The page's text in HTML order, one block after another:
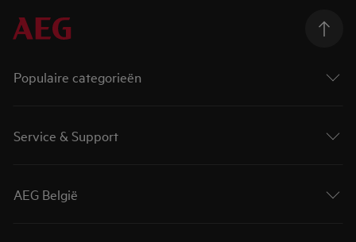
Populaire categorieën
Service & Support
AEG België